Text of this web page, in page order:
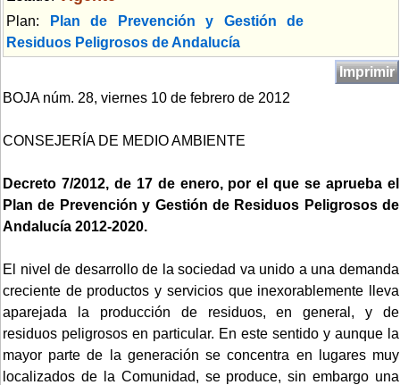
Plan:
Plan de Prevención y Gestión de
Residuos Peligrosos de Andalucía
Imprimir
BOJA núm. 28, viernes 10 de febrero de 2012
CONSEJERÍA DE MEDIO AMBIENTE
Decreto 7/2012, de 17 de enero, por el que se aprueba el
Plan de Prevención y Gestión de Residuos Peligrosos de
Andalucía 2012-2020.
El nivel de desarrollo de la sociedad va unido a una demanda
creciente de productos y servicios que inexorablemente lleva
aparejada la producción de residuos, en general, y de
residuos peligrosos en particular. En este sentido y aunque la
mayor parte de la generación se concentra en lugares muy
localizados de la Comunidad, se produce, sin embargo una